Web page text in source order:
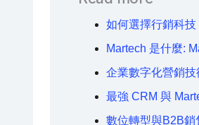
如何選擇行銷科
Martech 是什麼:
企業數字化營銷技
最強 CRM 與
數位轉型與B2B銷